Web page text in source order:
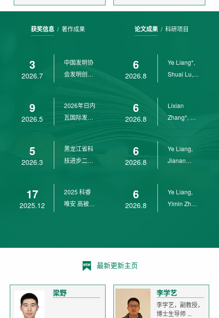
获奖信息/ 著作成果
3
2026.7
中国发明协
会发明创业
9
2026.5
2026年日内
瓦国际发明
5
2026.3
黑龙江省科
技进步二等
17
2025.12
2025 科睿
唯安 高被引
论文成果/ 科研项目
6
2026.8
Ye Liang*,
Shuai Lu,
6
2026.8
Lixian
Zhang*, Ye
6
2026.8
Ye Liang,
Jianan
6
2026.8
Ye Liang,
Yimin Zhu,
最新更新主页
梁野 李学艺
李学艺，副教授，
博士生导师 ...